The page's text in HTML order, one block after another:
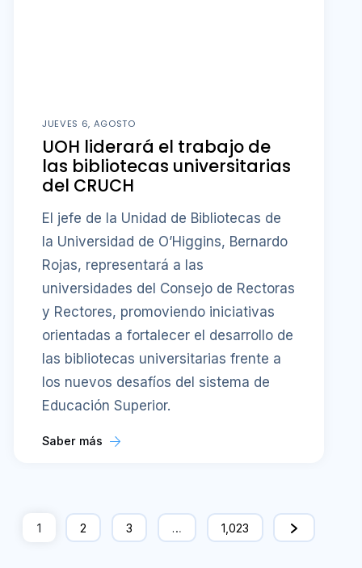
JUEVES 6, AGOSTO
UOH liderará el trabajo de
las bibliotecas universitarias
del CRUCH
El jefe de la Unidad de Bibliotecas de
la Universidad de O’Higgins, Bernardo
Rojas, representará a las
universidades del Consejo de Rectoras
y Rectores, promoviendo iniciativas
orientadas a fortalecer el desarrollo de
las bibliotecas universitarias frente a
los nuevos desafíos del sistema de
Educación Superior.
Saber más
1 2 3 … 1,023